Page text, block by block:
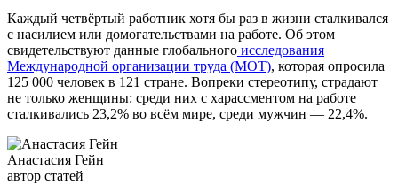
Каждый четвёртый работник хотя бы раз в жизни сталкивался
с насилием или домогательствами на работе. Об этом
свидетельствуют данные глобального исследования
Международной организации труда (МОТ), которая опросила
125 000 человек в 121 стране. Вопреки стереотипу, страдают
не только женщины: среди них с харассментом на работе
сталкивались 23,2% во всём мире, среди мужчин — 22,4%.
Анастасия Гейн
автор статей